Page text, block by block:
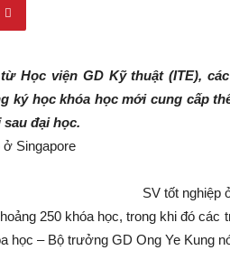
Học viện GD Kỹ thuật (ITE),
ký học khóa học mới cung cấp
đại học.
SV tốt nghiệp
250 khóa học, trong khi đó
học – Bộ trưởng GD Ong Ye Kung